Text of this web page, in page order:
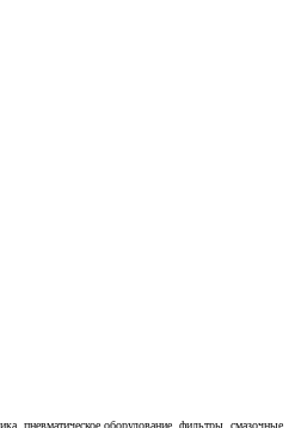
пневматическое оборудование, фильтры, смазочные